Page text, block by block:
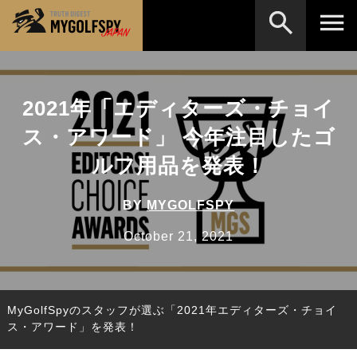
2021年「エディターズ・チョイ
ス・アワード」 今年注目したゴ
ルフ用品を発表！
BYMYGOLFSPY
October 21, 2021
MyGolfSpyのスタッフが選ぶ「2021年エディターズ・チョイ
ス・アワード」を発表！
NEW RELEASES 新製品情報
HOW TO ゴルフ上達・実践テクニック
テスト・データ検証
Golf News ゴルフニュース
製品レビュー
FAIRWAY WOODS フェアウェイウッド
HYBRIDS ハイブリッド
※メーカー名やクラブ名など、検索したい事柄を入
力してください。
検索